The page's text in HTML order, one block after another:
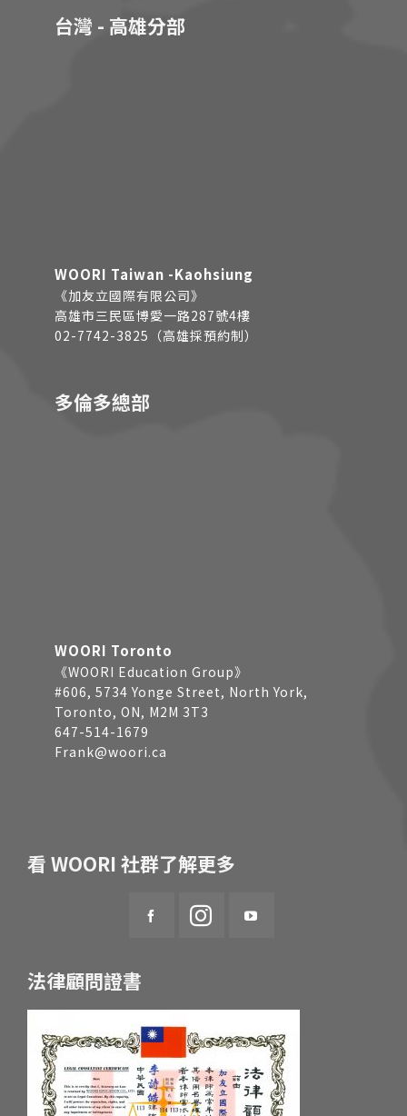
台灣 - 高雄分部
WOORI Taiwan -Kaohsiung
《加友立國際有限公司》
高雄市三民區博愛一路287號4樓
02-7742-3825（高雄採預約制）
多倫多總部
WOORI Toronto
《WOORI Education Group》
#606, 5734 Yonge Street, North York,
Toronto, ON, M2M 3T3
647-514-1679
Frank@woori.ca
看 WOORI 社群了解更多
法律顧問證書